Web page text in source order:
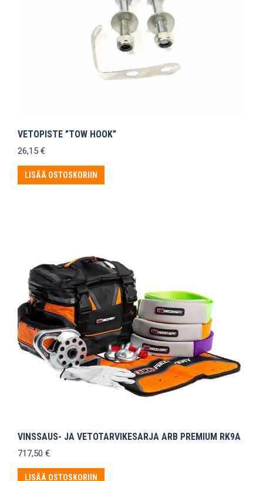
VETOPISTE ”TOW HOOK”
26,15 €
LISÄÄ OSTOSKORIIN
VINSSAUS- JA VETOTARVIKESARJA ARB PREMIUM RK9A
717,50 €
LISÄÄ OSTOSKORIIN